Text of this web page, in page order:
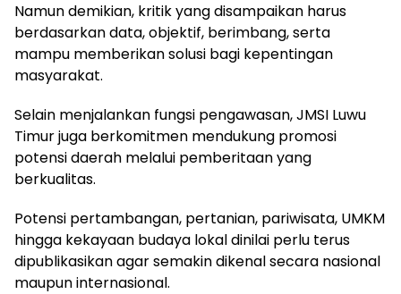
Namun demikian, kritik yang disampaikan harus
berdasarkan data, objektif, berimbang, serta
mampu memberikan solusi bagi kepentingan
masyarakat.
Selain menjalankan fungsi pengawasan, JMSI Luwu
Timur juga berkomitmen mendukung promosi
potensi daerah melalui pemberitaan yang
berkualitas.
Potensi pertambangan, pertanian, pariwisata, UMKM
hingga kekayaan budaya lokal dinilai perlu terus
dipublikasikan agar semakin dikenal secara nasional
maupun internasional.